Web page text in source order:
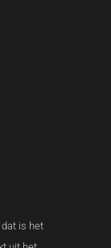
is het